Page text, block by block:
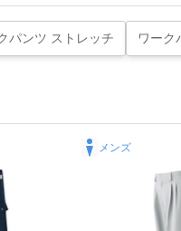
パンツ ストレッチ ワーク
メンズ